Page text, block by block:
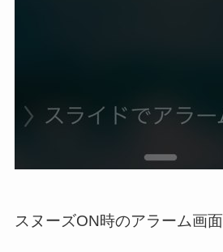
スヌーズON時のアラーム画面